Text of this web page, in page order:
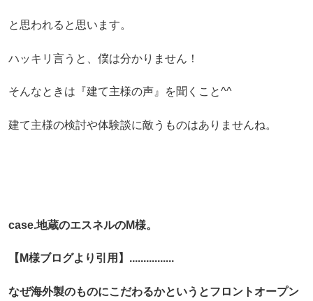
と思われると思います。
ハッキリ言うと、僕は分かりません！
そんなときは『建て主様の声』を聞くこと^^
建て主様の検討や体験談に敵うものはありませんね。
case.地蔵のエスネルのM様。
【M様ブログより引用】................
なぜ海外製のものにこだわるかというとフロントオープン